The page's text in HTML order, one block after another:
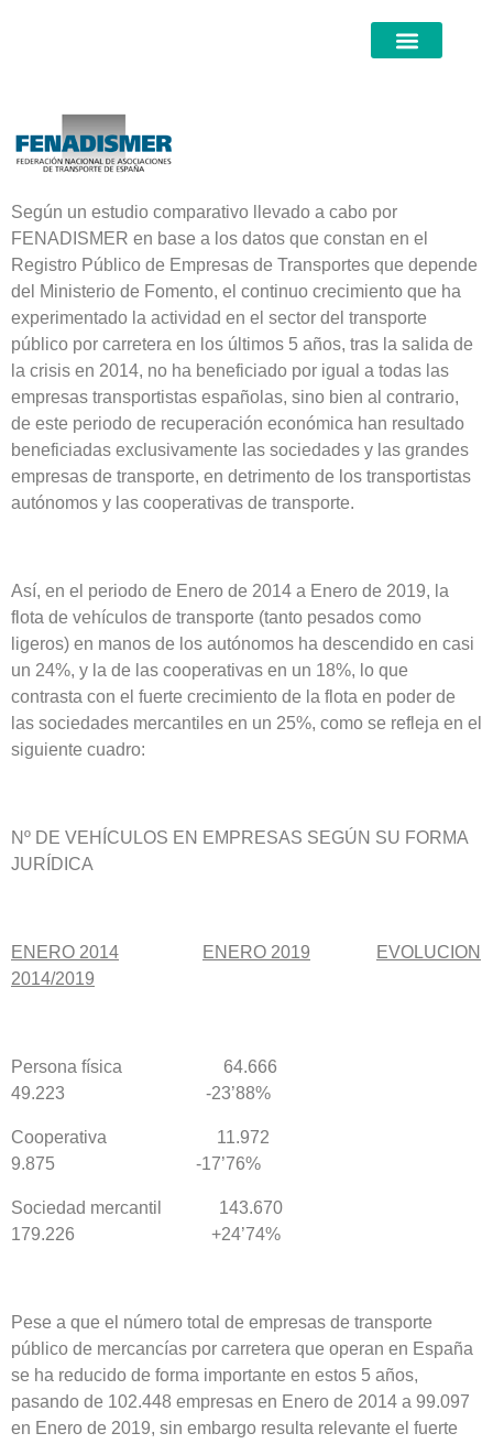
Según un estudio comparativo llevado a cabo por
FENADISMER en base a los datos que constan en el
Registro Público de Empresas de Transportes que depende
del Ministerio de Fomento, el continuo crecimiento que ha
experimentado la actividad en el sector del transporte
público por carretera en los últimos 5 años, tras la salida de
la crisis en 2014, no ha beneficiado por igual a todas las
empresas transportistas españolas, sino bien al contrario,
de este periodo de recuperación económica han resultado
beneficiadas exclusivamente las sociedades y las grandes
empresas de transporte, en detrimento de los transportistas
autónomos y las cooperativas de transporte.
Así, en el periodo de Enero de 2014 a Enero de 2019, la
flota de vehículos de transporte (tanto pesados como
ligeros) en manos de los autónomos ha descendido en casi
un 24%, y la de las cooperativas en un 18%, lo que
contrasta con el fuerte crecimiento de la flota en poder de
las sociedades mercantiles en un 25%, como se refleja en el
siguiente cuadro:
Nº DE VEHÍCULOS EN EMPRESAS SEGÚN SU FORMA
JURÍDICA
ENERO 2014 ENERO 2019
EVOLUCION
2014/2019
Persona física 64.666
49.223 -23’88%
Cooperativa 11.972
9.875 -17’76%
Sociedad mercantil 143.670
179.226 +24’74%
Pese a que el número total de empresas de transporte
público de mercancías por carretera que operan en España
se ha reducido de forma importante en estos 5 años,
pasando de 102.448 empresas en Enero de 2014 a 99.097
en Enero de 2019, sin embargo resulta relevante el fuerte